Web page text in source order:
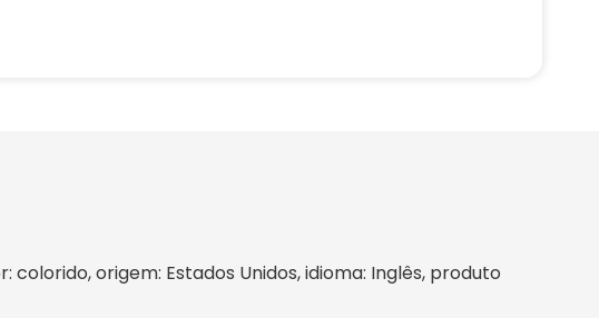
colorido, origem: Estados Unidos, idioma: Inglês, produto